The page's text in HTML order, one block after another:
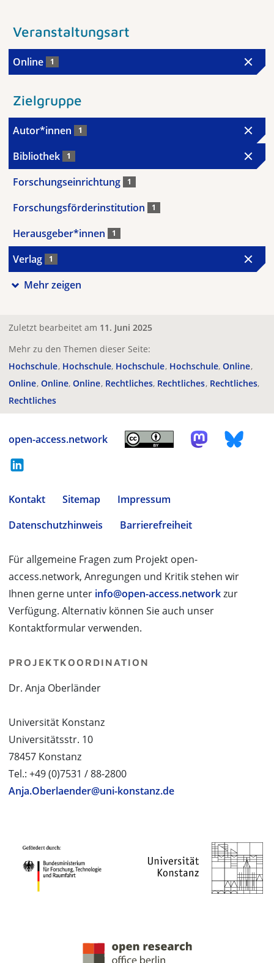
Veranstaltungsart
Online 1
Zielgruppe
Autor*innen 1
Bibliothek 1
Forschungseinrichtung 1
Forschungsförderinstitution 1
Herausgeber*innen 1
Verlag 1
Mehr zeigen
Zuletzt bearbeitet am 11. Juni 2025
Mehr zu den Themen dieser Seite:
Hochschule Hochschule Hochschule Hochschule Online
Online Online Online Rechtliches Rechtliches Rechtliches
Rechtliches
open-access.network
Kontakt Sitemap
Impressum
Datenschutzhinweis
Barrierefreiheit
Für allgemeine Fragen zum Projekt open-
access.network, Anregungen und Kritik stehen wir
Ihnen gerne unter info@open-access.networkzur
Verfügung. Alternativ können Sie auch unser
Kontaktformular verwenden.
PROJEKTKOORDINATION
Dr. Anja Oberländer
Universität Konstanz
Universitätsstr. 10
78457 Konstanz
Tel.: +49 (0)7531 / 88-2800
Anja.Oberlaender@uni-konstanz.de